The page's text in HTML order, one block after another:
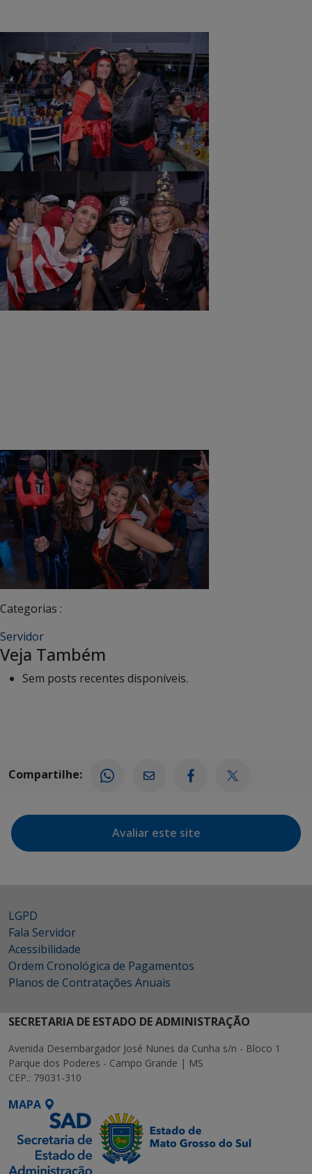
Categorias :
Servidor
Veja Também
Sem posts recentes disponíveis.
Compartilhe:
Avaliar este site
LGPD
Fala Servidor
Acessibilidade
Ordem Cronológica de Pagamentos
Planos de Contratações Anuais
SECRETARIA DE ESTADO DE ADMINISTRAÇÃO
Avenida Desembargador José Nunes da Cunha s/n - Bloco 1
Parque dos Poderes - Campo Grande | MS
CEP.: 79031-310
MAPA